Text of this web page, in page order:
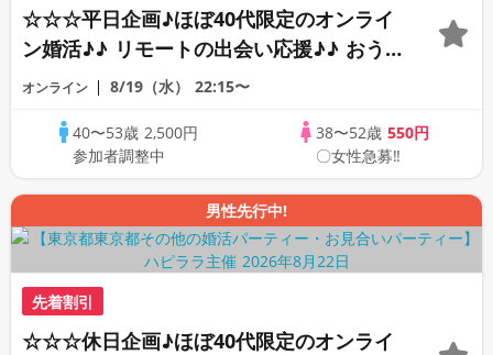
☆☆☆平日企画♪ほぼ40代限定のオンライ
ン婚活♪♪ リモートの出会い応援♪♪ おう
ちで乾杯しませんか♪♪ ☆全国の方が対象
PARTY!!
オンライン 8/19（水） 22:15〜
40〜53歳 2,500円
参加者調整中
38〜52歳 550円
〇女性急募‼
男性先行中!
先着割引
☆☆☆休日企画♪ほぼ40代限定のオンライ